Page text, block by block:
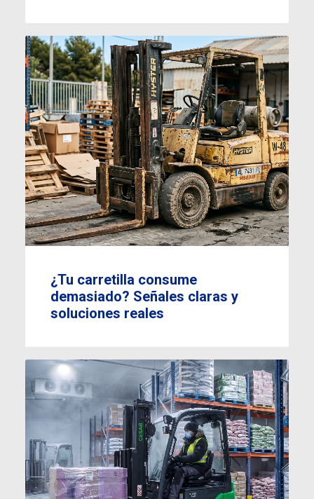
¿Tu carretilla consume
demasiado? Señales claras y
soluciones reales